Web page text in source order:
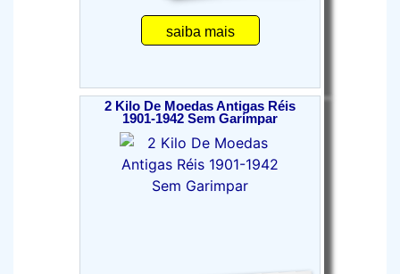
saiba mais
2 Kilo De Moedas Antigas Réis
1901-1942 Sem Garimpar